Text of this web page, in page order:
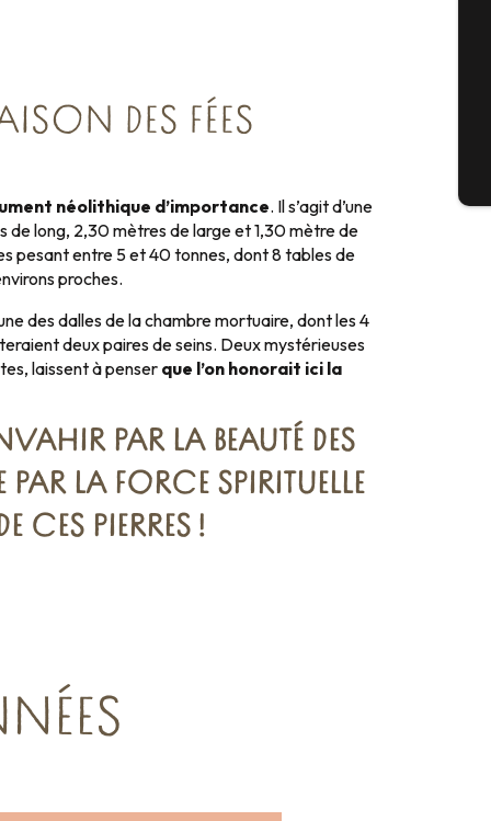
DES FÉES
néolithique d’importance. Il s’agit d’une
de long, 2,30 mètres de large et 1,30 mètre de
pesant entre 5 et 40 tonnes, dont 8 tables de
proches.
des dalles de la chambre mortuaire, dont les 4
deux paires de seins. Deux mystérieuses
laissent à penser que l’on honorait ici la
PAR LA BEAUTÉ DES
LA FORCE SPIRITUELLE
CES PIERRES !